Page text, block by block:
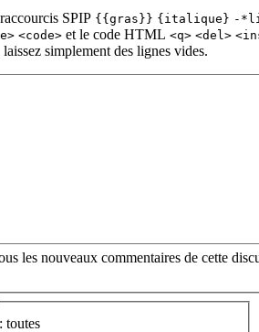
SPIP {{gras}} {italique} -
<code> et le code HTML <q> <del>
simplement des lignes vides.
les nouveaux commentaires de cette
toutes